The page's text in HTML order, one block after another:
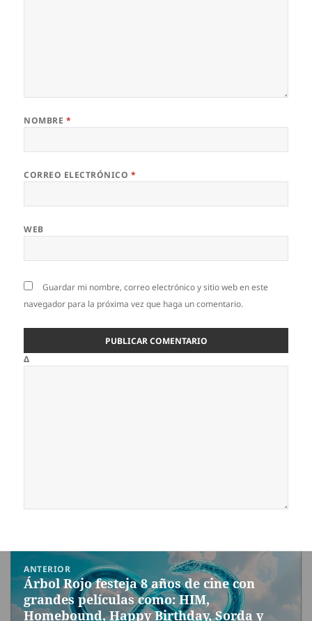
NOMBRE *
CORREO ELECTRÓNICO *
WEB
Guardar mi nombre, correo electrónico y sitio web en este
navegador para la próxima vez que haga un comentario.
Δ
Navegación
de
entradas
ANTERIOR
Entrada
anterior:
Árbol Rojo festeja 8 años de cine con
grandes películas como: HIM,
Homebound, Happy Birthday, Sorda y